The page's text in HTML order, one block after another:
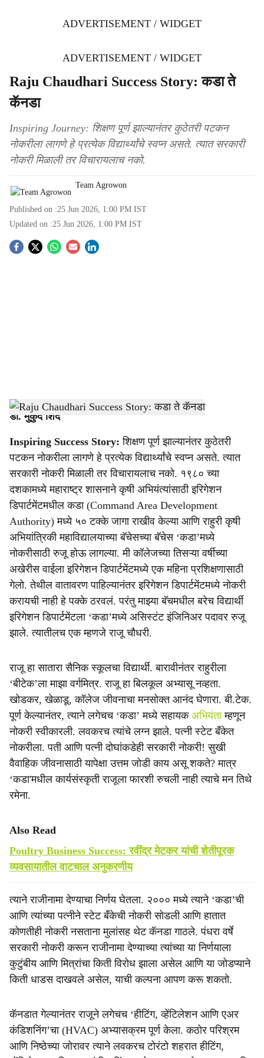
ADVERTISEMENT / WIDGET
ADVERTISEMENT / WIDGET
Raju Chaudhari Success Story: कडा ते
कॅनडा
Inspiring Journey: शिक्षण पूर्ण झाल्यानंतर कुठेतरी पटकन
नोकरीला लागणे हे प्रत्येक विद्यार्थ्यांचे स्वप्न असते. त्यात सरकारी
नोकरी मिळाली तर विचारायलाच नको.
Team Agrowon
Published on :25 Jun 2026, 1:00 PM IST
Updated on :25 Jun 2026, 1:00 PM IST
S
h
a
r
e
डॉ. मुकुंद शिंदे
Inspiring Success Story: शिक्षण पूर्ण झाल्यानंतर कुठेतरी
पटकन नोकरीला लागणे हे प्रत्येक विद्यार्थ्यांचे स्वप्न असते. त्यात
सरकारी नोकरी मिळाली तर विचारायलाच नको. १९८० च्या
दशकामध्ये महाराष्ट्र शासनाने कृषी अभियंत्यांसाठी इरिगेशन
डिपार्टमेंटमधील कडा (Command Area Development
Authority) मध्ये ५० टक्के जागा राखीव केल्या आणि राहुरी कृषी
अभियांत्रिकी महाविद्यालयाच्या बॅचेसच्या बॅचेस ‘कडा’मध्ये
नोकरीसाठी रुजू होऊ लागल्या. मी कॉलेजच्या तिसऱ्या वर्षीच्या
अखेरीस वाईला इरिगेशन डिपार्टमेंटमध्ये एक महिना प्रशिक्षणासाठी
गेलो. तेथील वातावरण पाहिल्यानंतर इरिगेशन डिपार्टमेंटमध्ये नोकरी
करायची नाही हे पक्के ठरवलं. परंतु माझ्या बॅचमधील बरेच विद्यार्थी
इरिगेशन डिपार्टमेंटला ‘कडा’मध्ये असिस्टंट इंजिनिअर पदावर रुजू
झाले. त्यातीलच एक म्हणजे राजू चौधरी.
राजू हा सातारा सैनिक स्कूलचा विद्यार्थी. बारावीनंतर राहुरीला
‘बीटेक’ला माझा वर्गमित्र. राजू हा बिलकूल अभ्यासू नव्हता.
खोडकर, खेळाडू, कॉलेज जीवनाचा मनसोक्त आनंद घेणारा. बी.टेक.
पूर्ण केल्यानंतर, त्याने लगेचच ‘कडा’ मध्ये सहायक अभियंताम्हणून
नोकरी स्वीकारली. लवकरच त्यांचे लग्न झाले. पत्नी स्टेट बँकेत
नोकरीला. पती आणि पत्नी दोघांकडेही सरकारी नोकरी! सुखी
वैवाहिक जीवनासाठी यापेक्षा उत्तम जोडी काय असू शकते? मात्र
‘कडा'मधील कार्यसंस्कृती राजूला फारशी रुचली नाही त्याचे मन तिथे
रमेना.
Also Read
Poultry Business Success: रवींद्र मेटकर यांची शेतीपूरक
व्यवसायातील वाटचाल अनुकरणीय
त्याने राजीनामा देण्याचा निर्णय घेतला. २००० मध्ये त्याने ‘कडा’ची
आणि त्यांच्या पत्नीने स्टेट बँकेची नोकरी सोडली आणि हातात
कोणतीही नोकरी नसताना मुलांसह थेट कॅनडा गाठले. पंधरा वर्षे
सरकारी नोकरी करून राजीनामा देण्याच्या त्यांच्या या निर्णयाला
कुटुंबीय आणि मित्रांचा किती विरोध झाला असेल आणि या जोडप्याने
किती धाडस दाखवले असेल, याची कल्पना आपण करू शकतो.
कॅनडात गेल्यानंतर राजूने लगेचच ‘हीटिंग, व्हेंटिलेशन आणि एअर
कंडिशनिंग’चा (HVAC) अभ्यासक्रम पूर्ण केला. कठोर परिश्रम
आणि निष्ठेच्या जोरावर त्याने लवकरच टोरंटो शहरात हीटिंग,